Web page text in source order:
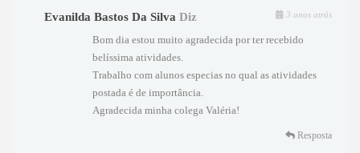
Evanilda Bastos Da Silva Diz 3 anos atrás
Bom dia estou muito agradecida por ter recebido
belíssima atividades.
Trabalho com alunos especias no qual as atividades
postada é de importância.
Agradecida minha colega Valéria!
Resposta